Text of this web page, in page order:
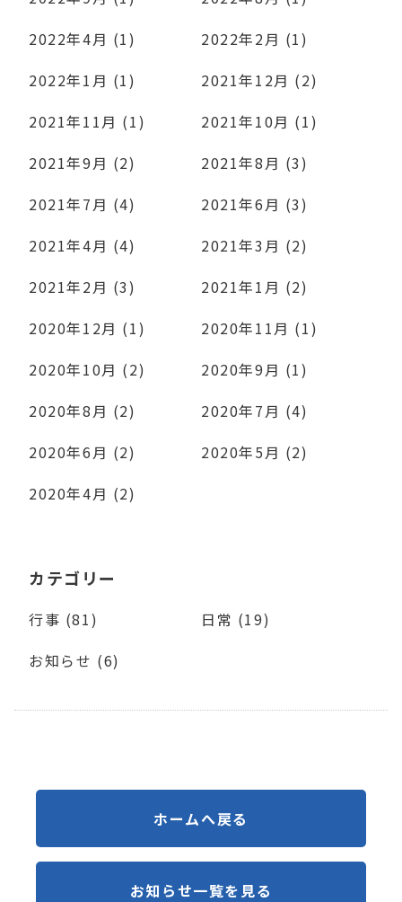
2022年4月 (1)
2022年2月 (1)
2022年1月 (1)
2021年12月 (2)
2021年11月 (1)
2021年10月 (1)
2021年9月 (2)
2021年8月 (3)
2021年7月 (4)
2021年6月 (3)
2021年4月 (4)
2021年3月 (2)
2021年2月 (3)
2021年1月 (2)
2020年12月 (1)
2020年11月 (1)
2020年10月 (2)
2020年9月 (1)
2020年8月 (2)
2020年7月 (4)
2020年6月 (2)
2020年5月 (2)
2020年4月 (2)
カテゴリー
行事 (81)
日常 (19)
お知らせ (6)
ホームへ戻る
お知らせ一覧を見る